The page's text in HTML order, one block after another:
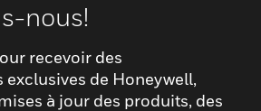
nous!
recevoir des
de Honeywell,
à jour des produits, des